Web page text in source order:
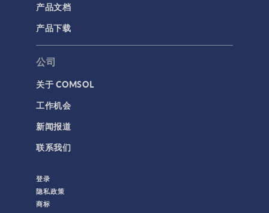
产品文档
产品下载
公司
关于 COMSOL
工作机会
新闻报道
联系我们
登录
隐私政策
商标